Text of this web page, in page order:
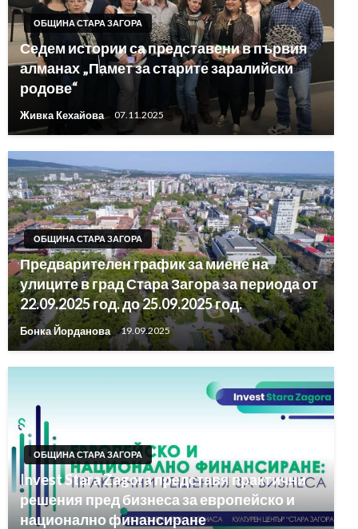
ОБЩИНА СТАРА ЗАГОРА
Седем истории са представени в първия
алманах „Памет за старите заралийски
родове“
Живка Кехайова 07.11.2025
ОБЩИНА СТАРА ЗАГОРА
Предварителен график за миене на
улиците в град Стара Загора за периода от
22.09.2025 год. до 25.09.2025 год.
Бонка Йорданова 19.09.2025
ОБЩИНА СТАРА ЗАГОРА
Invest Stara Zagora представя практични
решения пред бизнеса за европейско и
национално финансиране